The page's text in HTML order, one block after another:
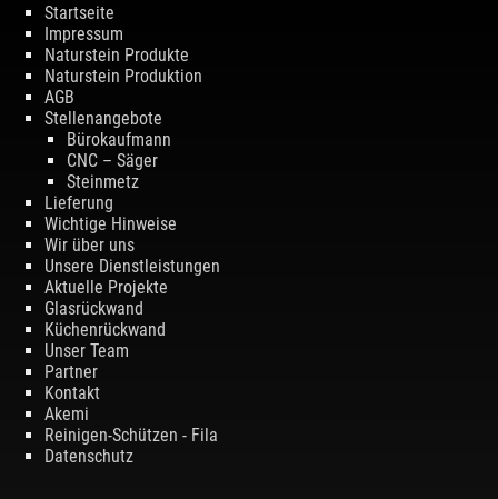
Startseite
Impressum
Naturstein Produkte
Naturstein Produktion
AGB
Stellenangebote
Bürokaufmann
CNC – Säger
Steinmetz
Lieferung
Wichtige Hinweise
Wir über uns
Unsere Dienstleistungen
Aktuelle Projekte
Glasrückwand
Küchenrückwand
Unser Team
Partner
Kontakt
Akemi
Reinigen-Schützen - Fila
Datenschutz